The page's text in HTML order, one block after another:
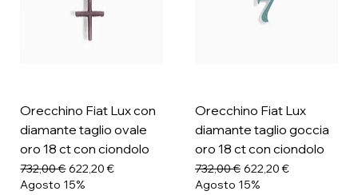
Orecchino Fiat Lux con
diamante taglio ovale
oro 18 ct con ciondolo
Prezzo regolare
732,00 €Prezzo scontato
622,20 €
Agosto 15%
Orecchino Fiat Lux
diamante taglio goccia
oro 18 ct con ciondolo
Prezzo regolare
732,00 € Prezzo scontato
622,20 €
Agosto 15%